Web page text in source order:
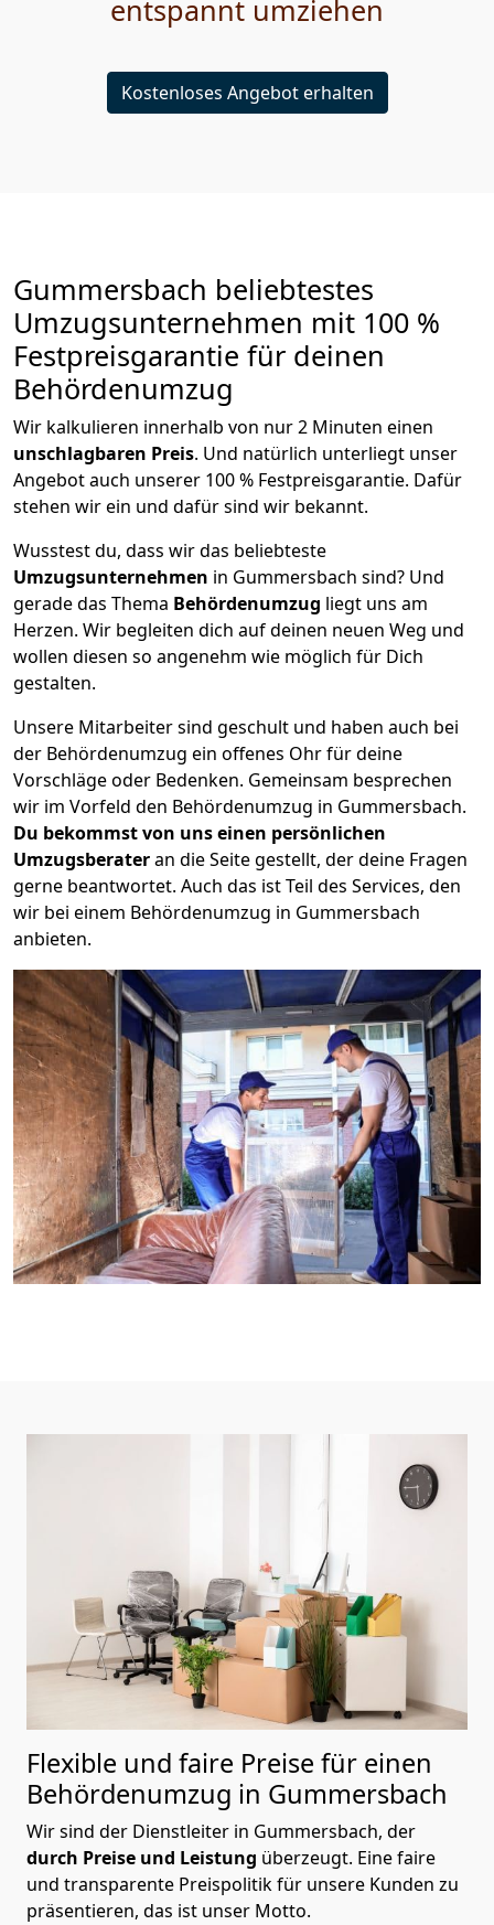
entspannt umziehen
Kostenloses Angebot erhalten
Gummersbach beliebtestes
Umzugsunternehmen mit 100 %
Festpreisgarantie für deinen
Behördenumzug
Wir kalkulieren innerhalb von nur 2 Minuten einen
unschlagbaren Preis. Und natürlich unterliegt unser
Angebot auch unserer 100 % Festpreisgarantie. Dafür
stehen wir ein und dafür sind wir bekannt.
Wusstest du, dass wir das beliebteste
Umzugsunternehmen in Gummersbach sind? Und
gerade das Thema Behördenumzug liegt uns am
Herzen. Wir begleiten dich auf deinen neuen Weg und
wollen diesen so angenehm wie möglich für Dich
gestalten.
Unsere Mitarbeiter sind geschult und haben auch bei
der Behördenumzug ein offenes Ohr für deine
Vorschläge oder Bedenken. Gemeinsam besprechen
wir im Vorfeld den Behördenumzug in Gummersbach.
Du bekommst von uns einen persönlichen
Umzugsberateran die Seite gestellt, der deine Fragen
gerne beantwortet. Auch das ist Teil des Services, den
wir bei einem Behördenumzug in Gummersbach
anbieten.
Flexible und faire Preise für einen
Behördenumzug in Gummersbach
Wir sind der Dienstleiter in Gummersbach, der
durch Preise und Leistung überzeugt. Eine faire
und transparente Preispolitik für unsere Kunden zu
präsentieren, das ist unser Motto.